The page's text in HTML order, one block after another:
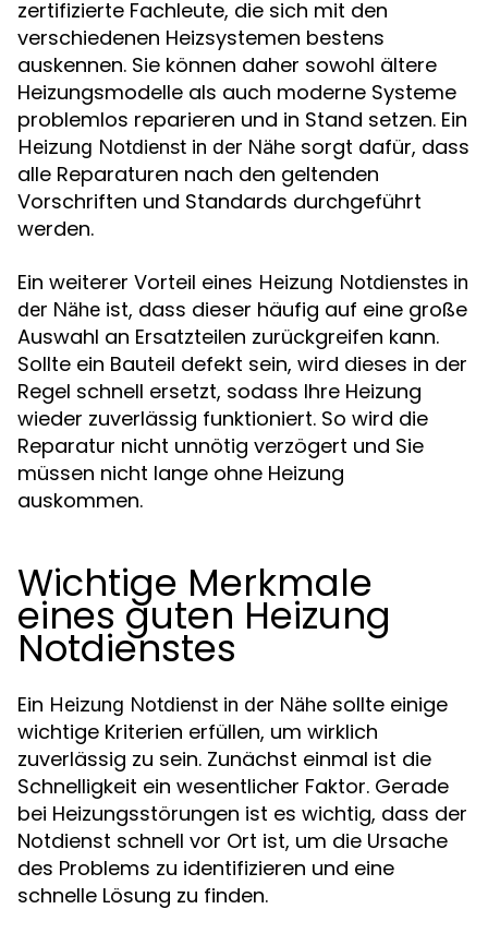
zertifizierte Fachleute, die sich mit den
verschiedenen Heizsystemen bestens
auskennen. Sie können daher sowohl ältere
Heizungsmodelle als auch moderne Systeme
problemlos reparieren und in Stand setzen. Ein
Heizung Notdienst in der Nähe sorgt dafür, dass
alle Reparaturen nach den geltenden
Vorschriften und Standards durchgeführt
werden.
Ein weiterer Vorteil eines Heizung Notdienstes in
der Nähe ist, dass dieser häufig auf eine große
Auswahl an Ersatzteilen zurückgreifen kann.
Sollte ein Bauteil defekt sein, wird dieses in der
Regel schnell ersetzt, sodass Ihre Heizung
wieder zuverlässig funktioniert. So wird die
Reparatur nicht unnötig verzögert und Sie
müssen nicht lange ohne Heizung
auskommen.
Wichtige Merkmale
eines guten Heizung
Notdienstes
Ein Heizung Notdienst in der Nähe sollte einige
wichtige Kriterien erfüllen, um wirklich
zuverlässig zu sein. Zunächst einmal ist die
Schnelligkeit ein wesentlicher Faktor. Gerade
bei Heizungsstörungen ist es wichtig, dass der
Notdienst schnell vor Ort ist, um die Ursache
des Problems zu identifizieren und eine
schnelle Lösung zu finden.